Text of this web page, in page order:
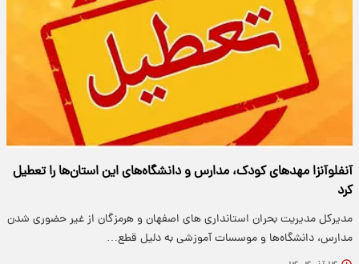
آنفلوآنزا مهدهای کودک، مدارس و دانشگاه‌های این استان‌ها را تعطیل
کرد
مدیرکل مدیریت بحران استانداری های اصفهان و هرمزگان از غیر حضوری شدن
مدارس، دانشگاه‌ها و موسسات آموزشی به دلیل قطع…